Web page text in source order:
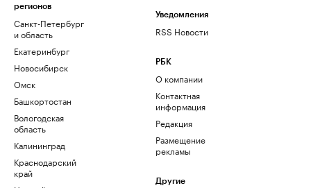
регионов
Санкт-Петербург
и область
Екатеринбург
Новосибирск
Омск
Башкортостан
Вологодская
область
Калининград
Краснодарский
край
Уведомления
RSS Новости
РБК
О компании
Контактная
информация
Редакция
Размещение
рекламы
Другие